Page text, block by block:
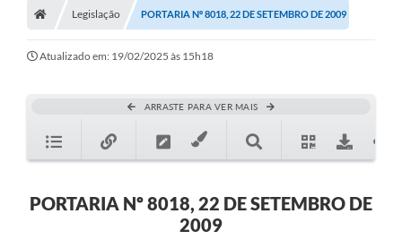
Legislação PORTARIA Nº 8018, 22 DE SETEMBRO DE 2009
Atualizado em: 19/02/2025 às 15h18
ARRASTE PARA VER MAIS
PORTARIA Nº 8018, 22 DE SETEMBRO DE
2009